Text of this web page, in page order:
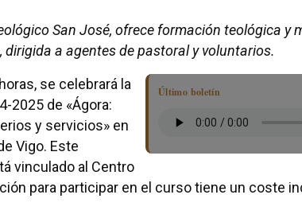
San José, ofrece formación teológica y
a agentes de pastoral y voluntarios.
Último boletín
se celebrará la
2025 de «Ágora:
y servicios» en
Vigo. Este
vinculado al Centro
para participar en el curso tiene un coste